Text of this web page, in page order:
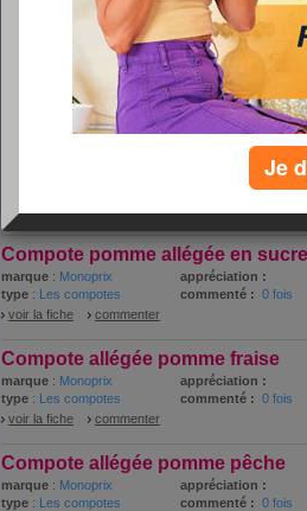
fruits et légumes Monoprix
Voici la liste des fruits et légumes Monoprix
célèbres nutritionnistes JM Cohen et Patrick Sérog.
1 - 10 de 34 « ‹ Préc. 1 2 3 4
Compote allégée 3 pommes
appréciation :
commenté : 0 fois
Compote pomme allégée en sucre
marque : Monoprix
appréciation :
type : Les compotes commenté : 0 fois
voir la fiche
commenter
Compote allégée pomme fraise
marque : Monoprix
appréciation :
type : Les compotes commenté : 0 fois
voir la fiche
commenter
Compote allégée pomme pêche
marque : Monoprix
appréciation :
type : Les compotes commenté : 0 fois
Je